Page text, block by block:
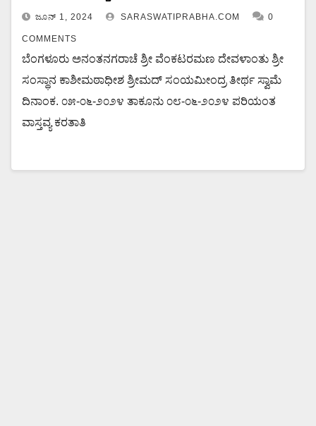
ಜೂನ್ 1, 2024 SARASWATIPRABHA.COM 0
COMMENTS
ಬೆಂಗಳೂರು ಅನಂತನಗರಾಚೆ ಶ್ರೀ ವೆಂಕಟರಮಣ ದೇವಳಾಂತು ಶ್ರೀ
ಸಂಸ್ಥಾನ ಕಾಶೀಮಠಾಧೀಶ ಶ್ರೀಮದ್ ಸಂಯಮೀಂದ್ರ ತೀರ್ಥ ಸ್ವಾಮೆ
ದಿನಾಂಕ. ೦೫-೦೬-೨೦೨೪ ತಾಕೂನು ೦೮-೦೬-೨೦೨೪ ಪರಿಯಂತ
ವಾಸ್ತವ್ಯ ಕರತಾತಿ